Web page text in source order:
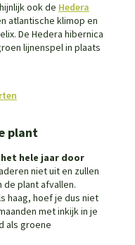
ook de Hedera
atlantische klimop en
De Hedera hibernica
lijnenspel in plaats
plant
het hele jaar door
niet uit en zullen
de plant afvallen.
haag, hoef je dus niet
met inkijk in je
als groene